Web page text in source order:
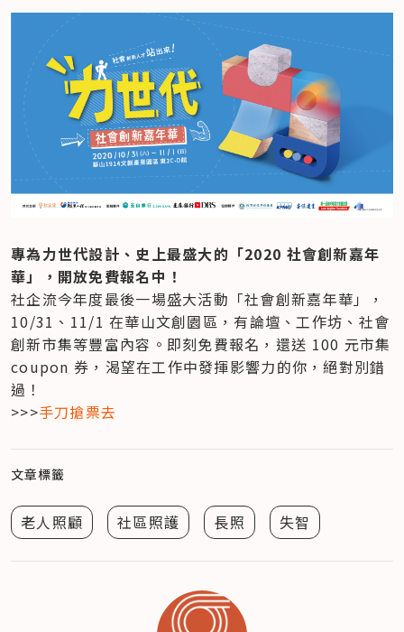
專為力世代設計、史上最盛大的「2020 社會創新嘉年
華」，開放免費報名中！
社企流今年度最後一場盛大活動「社會創新嘉年華」，
10/31、11/1 在華山文創園區，有論壇、工作坊、社會
創新市集等豐富內容。即刻免費報名，還送 100 元市集
coupon 券，渴望在工作中發揮影響力的你，絕對別錯
過！
>>>手刀搶票去
文章標籤
老人照顧 社區照護 長照 失智